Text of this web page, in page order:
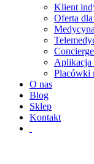
Klient
Oferta
Aplikacja
Placówki
O nas
Blog
Sklep
Kontakt